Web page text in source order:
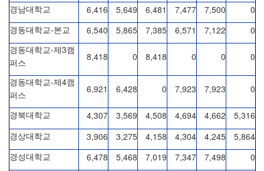
경남대학교 6,416 5,649 6,481 7,477 7,500 0
경동대학교-본교 6,540 5,865 7,385 6,571 7,122 0
경동대학교-제 3캠
퍼스
8,418 0 8,418 0 0 0
경동대학교-제 4캠
퍼스
6,921 6,428 0 7,923 7,923 0
경북대학교 4,307 3,569 4,508 4,694 4,662 5,316
경상대학교 3,906 3,275 4,158 4,304 4,245 5,864
경성대학교 6,478 5,468 7,019 7,347 7,498 0